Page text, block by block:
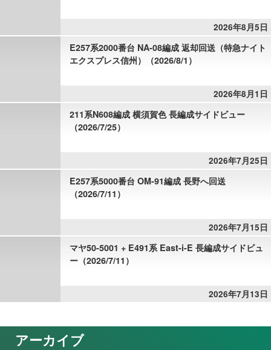
2026年8月5日
E257系2000番台 NA-08編成 返却回送（特急ナイト
エクスプレス信州）（2026/8/1）
2026年8月1日
211系N608編成 横須賀色 長編成サイドビュー
（2026/7/25）
2026年7月25日
E257系5000番台 OM-91編成 長野へ回送
（2026/7/11）
2026年7月15日
マヤ50-5001 + E491系 East-i-E 長編成サイドビュ
ー（2026/7/11）
2026年7月13日
アーカイブ